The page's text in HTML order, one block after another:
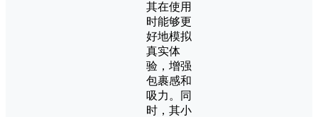
其在使用
时能够更
好地模拟
真实体
验，增强
包裹感和
吸力。同
时，其小